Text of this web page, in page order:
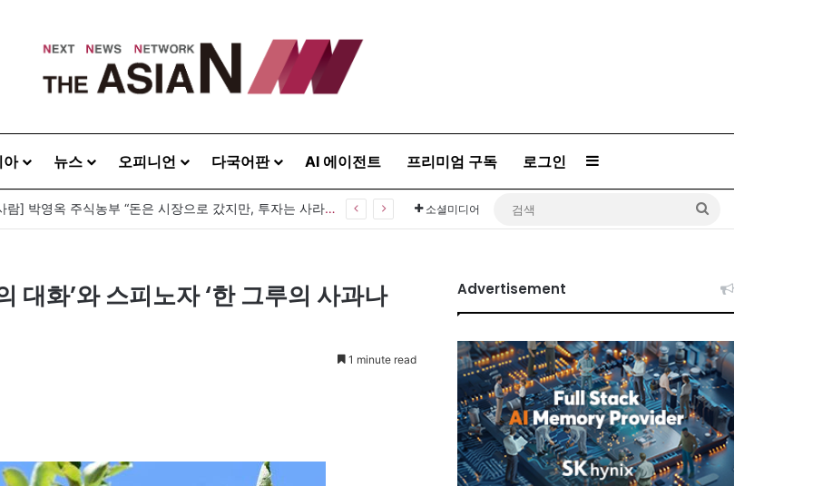
아 뉴스 오피니언 다국어판 AI 에이전트 프리미엄 구독 로그인 Sidebar
[이상기가 만난 사람] 박영옥 주식농부 “돈은 시장으로 갔지만, 투자는 사라지고 거래만 남았다” 소셜미디어
화’와 스피노자 ‘한 그루의 사과나
1 minute read
Advertisement